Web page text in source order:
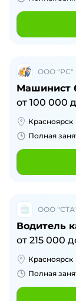
ООО "РС"
Машинист
от 100 000
Красноярск
Полная
ООО "СТА"
Водитель
от 215 000
Красноярск
Полная